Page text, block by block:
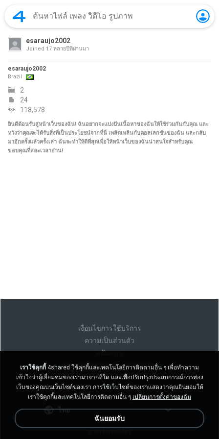
esaraujo2002
Joined 17 หลายปีที่ผ่านมา
esaraujo2002
Brazil
2
24
118,578
ยินดีต้อนรับสู่หน้าเว็บของฉัน! ฉันอยากจะแบ่งปันเนื้อหาของฉันให้ใช้ร่วมกันกับคุณ และ
หวังว่าคุณจะได้รับสิ่งที่เป็นประโยชน์จากที่นี่ เพลิดเพลินกับคอลเลกชันของฉัน และกลับ
มาอีกครั้งแล้วครั้งเล่า ฉันจะทำให้ดีที่สุดเพื่อให้หน้าเว็บของฉันน่าสนใจสำหรับคุณ
ขอบคุณที่สละเวลาอ่าน!
เงื่อนไขการใช้บริการ
ความเป็นส่วนตัว
สนับสนุน
อย่าขายข้อมูลส่วนบุคคลของฉัน
อย่าแบ่งปันข้อมูลส่วนบุคคลของฉัน
ไทย
เราใช้คุกกี้ 4shared ใช้คุกกี้และเทคโนโลยีการติดตามอื่น ๆ เพื่อทำความ
เข้าใจว่าผู้เยี่ยมชมของเรามาจากที่ใด และเพื่อปรับปรุงประสบการณ์การท่อง
เว็บของคุณบนเว็บไซต์ของเรา การใช้เว็บไซต์ของเราแสดงว่าคุณยินยอมให้
เราใช้คุกกี้และเทคโนโลยีการติดตามอื่น ๆ เปลี่ยนการตั้งค่าของฉัน
ฉันยอมรับ